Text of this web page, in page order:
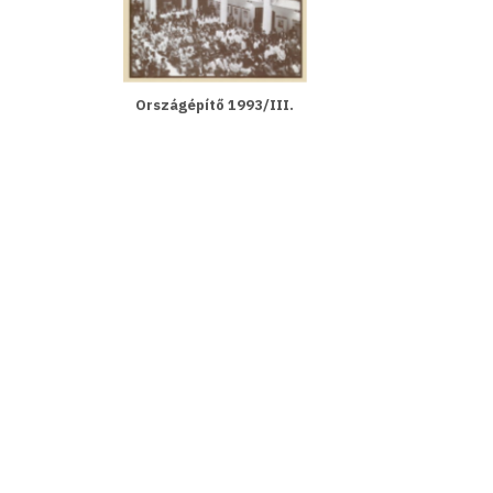
Országépítő 1993/III.